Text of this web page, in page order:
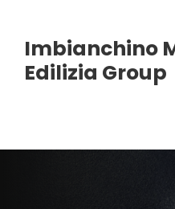
contenuto
Imbianchino
Edilizia Group